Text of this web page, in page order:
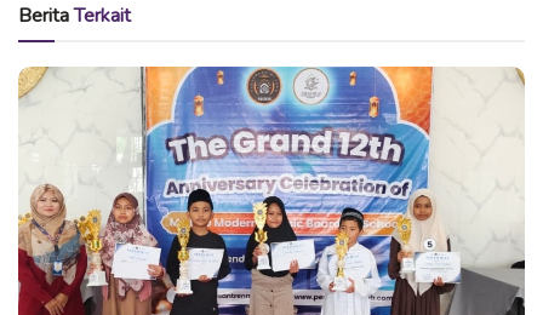
balon dan lomba – lomba dari seluruh peserta.
Jambore Kader KB dan Peringatan Hari Keluarga Nasional
2018 Kabupaten Ngawi diisi dengan berbagai rangkaian
kegiatan seperti Penyerahan piagam penghargaan dan tali
asih kepada kader KB yang mengabdi paling lama,
Penyerahan piagam penghargaan kepada SD Margomulyo 1
sebagai pilot project sekolah ramah anak, dan penyematan
Pin dan penyerahan SK Forum Anak Ngawi.(kn/cse)
BeritaTerkait